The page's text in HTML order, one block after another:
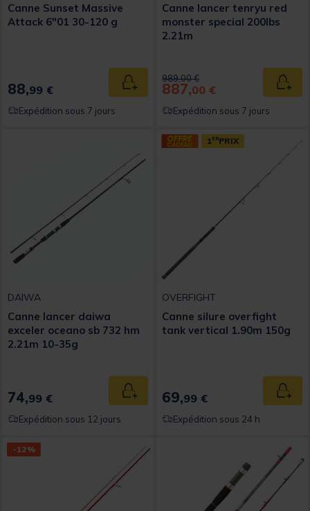
Canne Sunset Massive
Attack 6"01 30-120 g
88,99 € Ajouter au panier
Expédition sous 7 jours
Canne lancer tenryu red
monster special 200lbs
2.21m
Price reduced from
989,00 €to
887,00 €
Expédition sous 7 jours
DAIWA
Canne lancer daiwa
exceler oceano sb 732 hm
2.21m 10-35g
74,99 € Ajouter au panier
Expédition sous 12 jours
1 ERPRIX
OVERFIGHT
Canne silure overfight
tank vertical 1.90m 150g
69,99 €
Expédition sous 24 h
-12%